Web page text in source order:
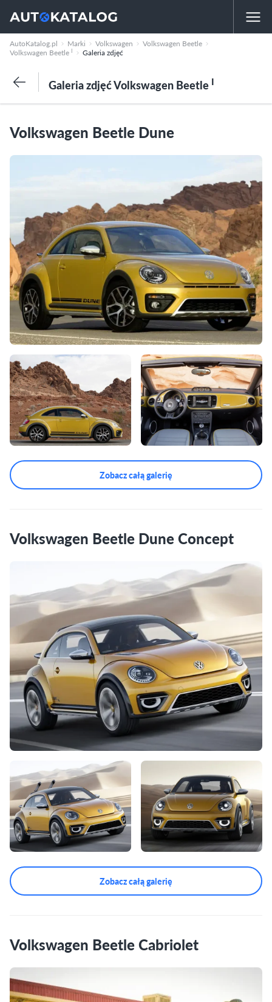
AutoKatalog.pl Marki Volkswagen
Volkswagen Beetle
Volkswagen Beetle I Galeria zdjęć
Galeria zdjęć Volkswagen Beetle I
Volkswagen Beetle Dune
Zobacz całą galerię
Volkswagen Beetle Dune Concept
Zobacz całą galerię
Volkswagen Beetle Cabriolet